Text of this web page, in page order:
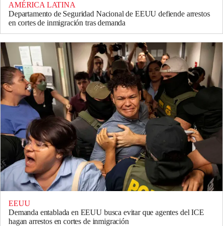
AMÉRICA LATINA
Departamento de Seguridad Nacional de EEUU defiende arrestos
en cortes de inmigración tras demanda
EEUU
Demanda entablada en EEUU busca evitar que agentes del ICE
hagan arrestos en cortes de inmigración